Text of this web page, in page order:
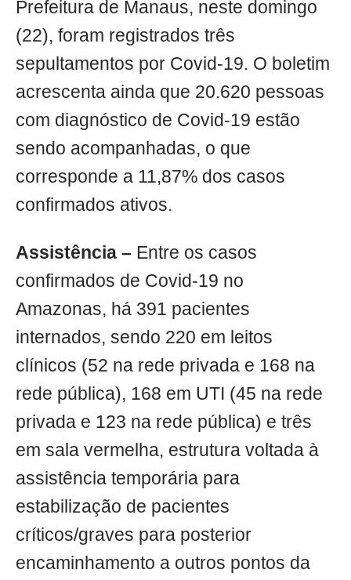
Prefeitura de Manaus, neste domingo
(22), foram registrados três
sepultamentos por Covid-19. O boletim
acrescenta ainda que 20.620 pessoas
com diagnóstico de Covid-19 estão
sendo acompanhadas, o que
corresponde a 11,87% dos casos
confirmados ativos.
Assistência – Entre os casos
confirmados de Covid-19 no
Amazonas, há 391 pacientes
internados, sendo 220 em leitos
clínicos (52 na rede privada e 168 na
rede pública), 168 em UTI (45 na rede
privada e 123 na rede pública) e três
em sala vermelha, estrutura voltada à
assistência temporária para
estabilização de pacientes
críticos/graves para posterior
encaminhamento a outros pontos da